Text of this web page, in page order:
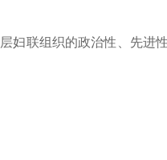
妇联组织的政治性、先进